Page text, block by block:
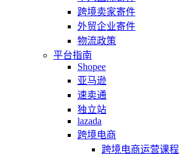
跨境卖家寄件
外贸企业寄件
物流政策
平台指南
Shopee
亚马逊
速卖通
独立站
lazada
跨境电商
跨境电商运营课程